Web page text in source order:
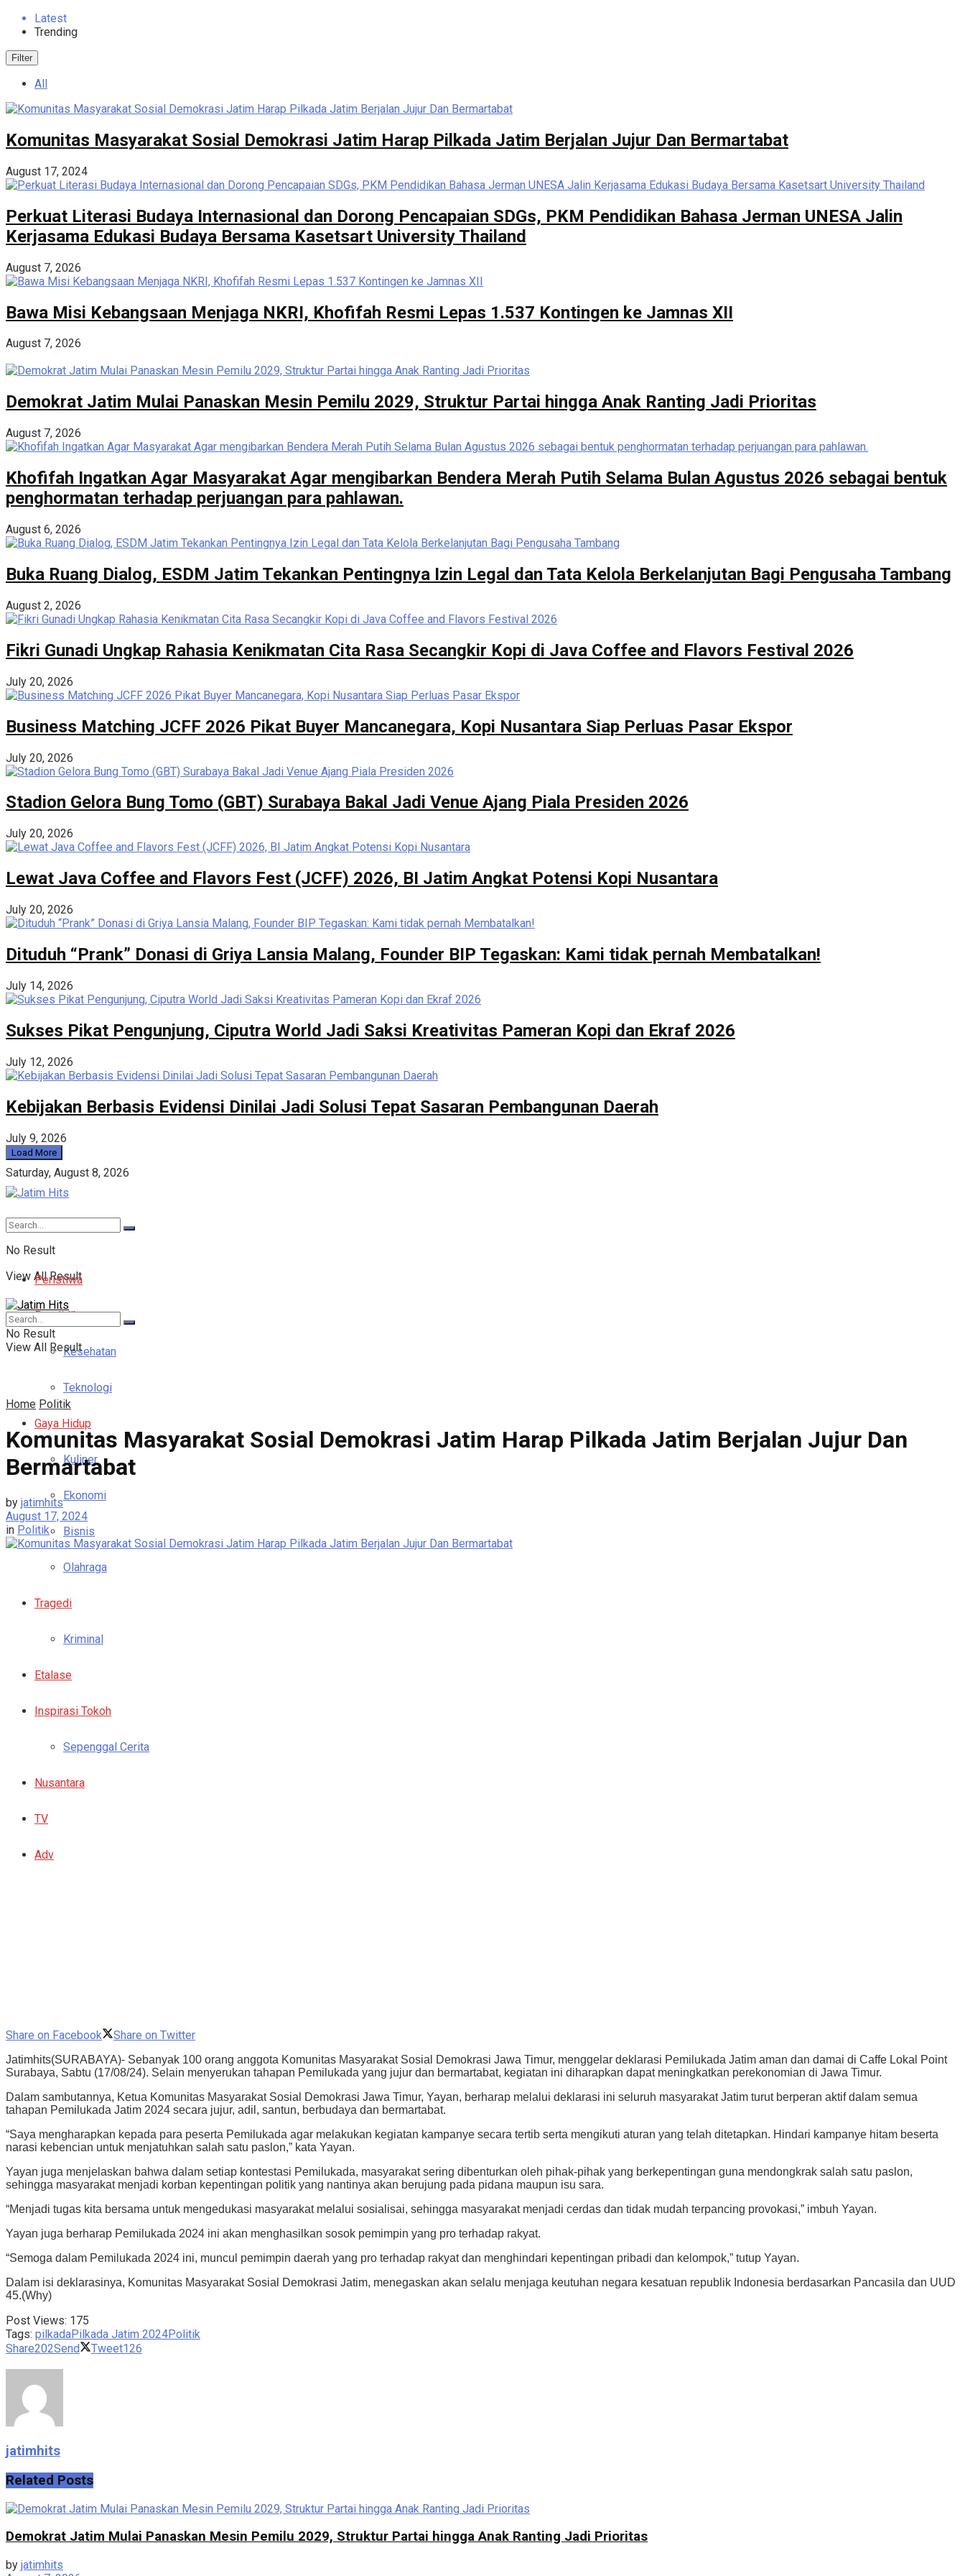
Latest
Trending
Filter
All
Komunitas Masyarakat Sosial Demokrasi Jatim Harap Pilkada Jatim Berjalan Jujur Dan Bermartabat
August 17, 2024
Perkuat Literasi Budaya Internasional dan Dorong Pencapaian SDGs, PKM Pendidikan Bahasa Jerman UNESA Jalin
Kerjasama Edukasi Budaya Bersama Kasetsart University Thailand
August 7, 2026
Bawa Misi Kebangsaan Menjaga NKRI, Khofifah Resmi Lepas 1.537 Kontingen ke Jamnas XII
August 7, 2026
Demokrat Jatim Mulai Panaskan Mesin Pemilu 2029, Struktur Partai hingga Anak Ranting Jadi Prioritas
August 7, 2026
Khofifah Ingatkan Agar Masyarakat Agar mengibarkan Bendera Merah Putih Selama Bulan Agustus 2026 sebagai bentuk
penghormatan terhadap perjuangan para pahlawan.
August 6, 2026
Buka Ruang Dialog, ESDM Jatim Tekankan Pentingnya Izin Legal dan Tata Kelola Berkelanjutan Bagi Pengusaha Tambang
August 2, 2026
Fikri Gunadi Ungkap Rahasia Kenikmatan Cita Rasa Secangkir Kopi di Java Coffee and Flavors Festival 2026
July 20, 2026
Business Matching JCFF 2026 Pikat Buyer Mancanegara, Kopi Nusantara Siap Perluas Pasar Ekspor
July 20, 2026
Stadion Gelora Bung Tomo (GBT) Surabaya Bakal Jadi Venue Ajang Piala Presiden 2026
July 20, 2026
Lewat Java Coffee and Flavors Fest (JCFF) 2026, BI Jatim Angkat Potensi Kopi Nusantara
July 20, 2026
Dituduh “Prank” Donasi di Griya Lansia Malang, Founder BIP Tegaskan: Kami tidak pernah Membatalkan!
July 14, 2026
Sukses Pikat Pengunjung, Ciputra World Jadi Saksi Kreativitas Pameran Kopi dan Ekraf 2026
July 12, 2026
Kebijakan Berbasis Evidensi Dinilai Jadi Solusi Tepat Sasaran Pembangunan Daerah
July 9, 2026
Load More
Saturday, August 8, 2026
No Result
View All Result
Peristiwa
Pendidikan
Kesehatan
Teknologi
Gaya Hidup
Kuliner
Ekonomi
Bisnis
Olahraga
Tragedi
Kriminal
Etalase
Inspirasi Tokoh
Sepenggal Cerita
Nusantara
TV
Adv
No Result
View All Result
Home Politik
Komunitas Masyarakat Sosial Demokrasi Jatim Harap Pilkada Jatim Berjalan Jujur Dan
Bermartabat
by jatimhits
August 17, 2024
in Politik
Share on Facebook Share on Twitter
Jatimhits(SURABAYA)- Sebanyak 100 orang anggota Komunitas Masyarakat Sosial Demokrasi Jawa Timur, menggelar deklarasi Pemilukada Jatim aman dan damai di Caffe Lokal Point
Surabaya, Sabtu (17/08/24). Selain menyerukan tahapan Pemilukada yang jujur dan bermartabat, kegiatan ini diharapkan dapat meningkatkan perekonomian di Jawa Timur.
Dalam sambutannya, Ketua Komunitas Masyarakat Sosial Demokrasi Jawa Timur, Yayan, berharap melalui deklarasi ini seluruh masyarakat Jatim turut berperan aktif dalam semua
tahapan Pemilukada Jatim 2024 secara jujur, adil, santun, berbudaya dan bermartabat.
“Saya mengharapkan kepada para peserta Pemilukada agar melakukan kegiatan kampanye secara tertib serta mengikuti aturan yang telah ditetapkan. Hindari kampanye hitam beserta
narasi kebencian untuk menjatuhkan salah satu paslon,” kata Yayan.
Yayan juga menjelaskan bahwa dalam setiap kontestasi Pemilukada, masyarakat sering dibenturkan oleh pihak-pihak yang berkepentingan guna mendongkrak salah satu paslon,
sehingga masyarakat menjadi korban kepentingan politik yang nantinya akan berujung pada pidana maupun isu sara.
“Menjadi tugas kita bersama untuk mengedukasi masyarakat melalui sosialisai, sehingga masyarakat menjadi cerdas dan tidak mudah terpancing provokasi,” imbuh Yayan.
Yayan juga berharap Pemilukada 2024 ini akan menghasilkan sosok pemimpin yang pro terhadap rakyat.
“Semoga dalam Pemilukada 2024 ini, muncul pemimpin daerah yang pro terhadap rakyat dan menghindari kepentingan pribadi dan kelompok,” tutup Yayan.
Dalam isi deklarasinya, Komunitas Masyarakat Sosial Demokrasi Jatim, menegaskan akan selalu menjaga keutuhan negara kesatuan republik Indonesia berdasarkan Pancasila dan UUD
45.(Why)
Post Views: 175
Tags: pilkadaPilkada Jatim 2024Politik
Share202Send Tweet126
jatimhits
Related Posts
Demokrat Jatim Mulai Panaskan Mesin Pemilu 2029, Struktur Partai hingga Anak Ranting Jadi Prioritas
by jatimhits